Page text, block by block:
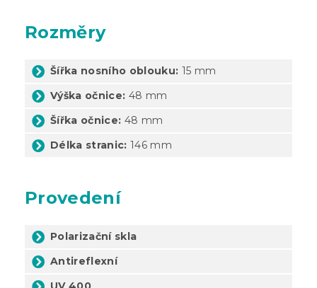
Rozměry
Šířka nosního oblouku: 15 mm
Výška očnice: 48 mm
Šířka očnice: 48 mm
Délka stranic: 146 mm
Provedení
Polarizační skla
Antireflexní